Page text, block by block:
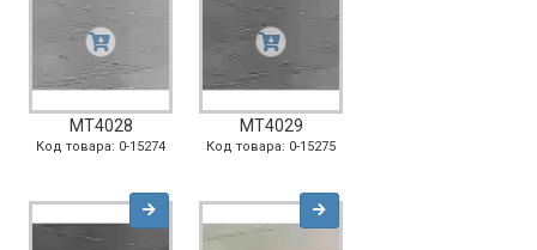
MT4028
Код товара: 0-15274
MT4029
Код товара: 0-15275